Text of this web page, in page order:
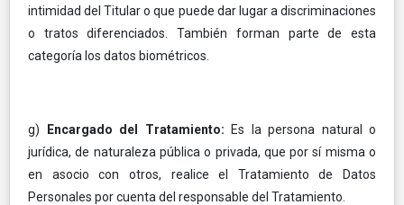
intimidad del Titular o que puede dar lugar a discriminaciones
o tratos diferenciados. También forman parte de esta
categoría los datos biométricos.
g) Encargado del Tratamiento:
Es la persona natural o
jurídica, de naturaleza pública o privada, que por sí misma o
en asocio con otros, realice el Tratamiento de Datos
Personales por cuenta del responsable del Tratamiento.